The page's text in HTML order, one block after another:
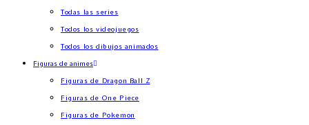
Todas las series
Todos los videojuegos
Todos los dibujos animados
Figuras de animes
Figuras de Dragon Ball Z
Figuras de One Piece
Figuras de Pokemon